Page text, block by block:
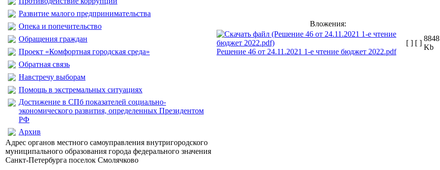
Развитие малого предпринимательства
Опека и попечительство
Обращения граждан
Проект «Комфортная городская среда»
Обратная связь
Навстречу выборам
Помощь в экстремальных ситуациях
Достижение в СПб показателей социально-
экономического развития, определенных Президентом
РФ
Архив
Адрес органов местного самоуправления внутригородского
муниципального образования города федерального значения
Санкт-Петербурга поселок Смолячково
Вложения:
Решение 46 от 24.11.2021 1-е чтение бюджет 2022.pdf
[ ] [ ]
8848
Kb